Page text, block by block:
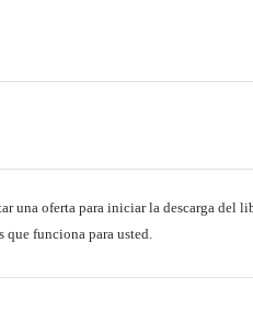
una oferta para iniciar la descarga del
que funciona para usted.